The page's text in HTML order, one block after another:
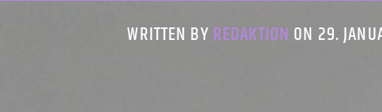
WRITTEN BY REDAKTION ON 29.